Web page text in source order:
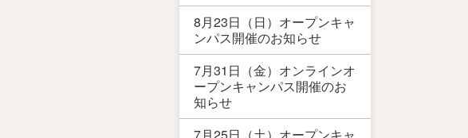
8月23日（日）オープンキャ
ンパス開催のお知らせ
7月31日（金）オンラインオ
ープンキャンパス開催のお
知らせ